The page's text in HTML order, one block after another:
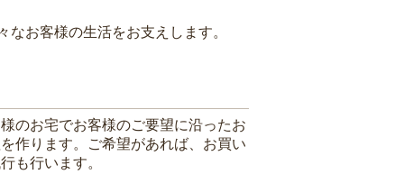
お客様の生活をお支えします。
のお宅でお客様のご要望に沿ったお
作ります。ご希望があれば、お買い
も行います。